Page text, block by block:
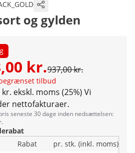
og gylden
kr.937,00 kr.
tilbud
kr. ekskl. moms (25%) Vi
nettofakturaer.
seneste 30 dage inden nedsættelsen:
Rabat
pr. stk. (inkl. moms)